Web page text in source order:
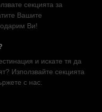
секцията за
Вашите
Ви!
и искате тя да
Използвайте секцията
с нас.